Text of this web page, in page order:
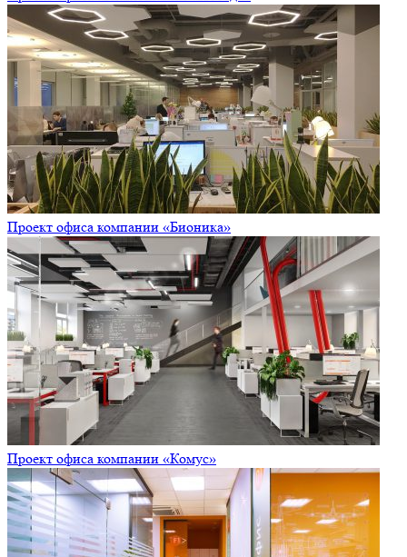
Проект офиса компании «Бионика»
Проект офиса компании «Комус»